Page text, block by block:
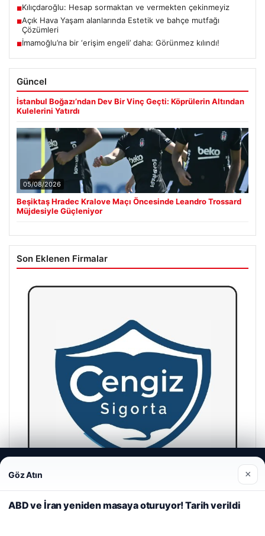
■Kılıçdaroğlu: Hesap sormaktan ve vermekten çekinmeyiz
■Açık Hava Yaşam alanlarında Estetik ve bahçe mutfağı
Çözümleri
■İmamoğlu’na bir ‘erişim engeli’ daha: Görünmez kılındı!
Güncel
İstanbul Boğazı’ndan Dev Bir Vinç Geçti: Köprülerin Altından
Kulelerini Yatırdı
05/08/2026
Beşiktaş Hradec Kralove Maçı Öncesinde Leandro Trossard
Müjdesiyle Güçleniyor
Son Eklenen Firmalar
deneyiminizi kişiselleştirmek ve geliştirmek amacıyla çerezler
kullanıyoruz.Çerez Politikamız
Reddet Kabul Et
Göz Atın ×
ABD ve İran yeniden masaya oturuyor! Tarih verildi